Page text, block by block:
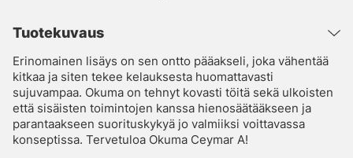
Tuotekuvaus
Erinomainen lisäys on sen ontto pääakseli, joka vähentää
kitkaa ja siten tekee kelauksesta huomattavasti
sujuvampaa. Okuma on tehnyt kovasti töitä sekä ulkoisten
että sisäisten toimintojen kanssa hienosäätääkseen ja
parantaakseen suorituskykyä jo valmiiksi voittavassa
konseptissa. Tervetuloa Okuma Ceymar A!